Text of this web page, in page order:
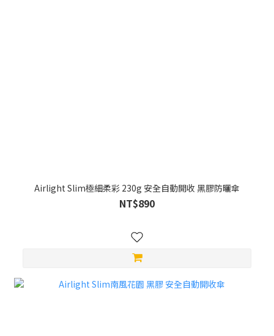
Airlight Slim極細柔彩 230g 安全自動開收 黑膠防曬傘
NT$890